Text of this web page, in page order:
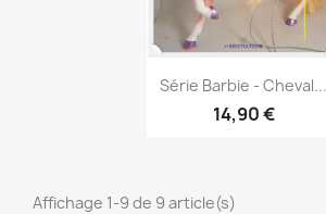
Aperçu rapide
Série Barbie - Cheval...
14,90 €
Affichage 1-9 de 9 article(s)